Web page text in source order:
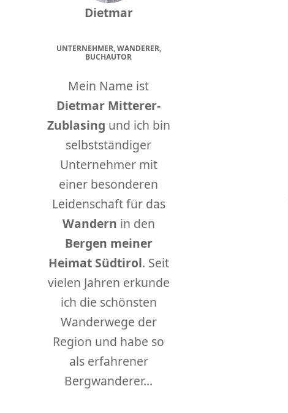
Dietmar
UNTERNEHMER, WANDERER,
BUCHAUTOR
Mein Name ist
Dietmar Mitterer-
Zublasing und ich bin
selbstständiger
Unternehmer mit
einer besonderen
Leidenschaft für das
Wandern in den
Bergen meiner
Heimat Südtirol. Seit
vielen Jahren erkunde
ich die schönsten
Wanderwege der
Region und habe so
als erfahrener
Bergwanderer...